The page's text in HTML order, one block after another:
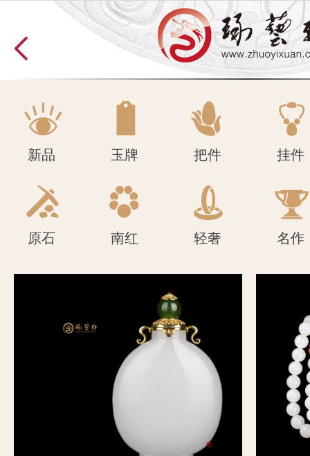
原石 南红 轻奢 名作
新品 玉牌 把件 挂件
原石 南红 轻奢 名作